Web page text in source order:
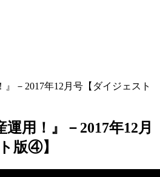
－2017年12月号【ダイジェスト
用！』－2017年12月
版④】